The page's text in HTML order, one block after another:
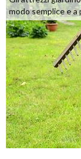
modo semplice e